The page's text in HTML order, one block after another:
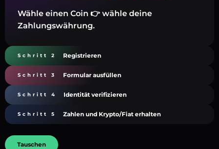
Wähle einen Coin 👉 wähle deine
Zahlungswährung.
Schritt 2 Registrieren
Schritt 3 Formular ausfüllen
Schritt 4 Identität verifizieren
Schritt 5 Zahlen und Krypto/Fiat erhalten
Tauschen